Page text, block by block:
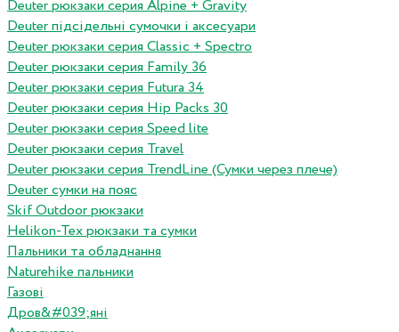
Deuter рюкзаки серия Alpine + Gravity
Deuter підсідельні сумочки і аксесуари
Deuter рюкзаки серия Classic + Spectro
Deuter рюкзаки серия Family 36
Deuter рюкзаки серия Futura 34
Deuter рюкзаки серия Hip Packs 30
Deuter рюкзаки серия Speed lite
Deuter рюкзаки серия Travel
Deuter рюкзаки серия TrendLine (Сумки через плече)
Deuter сумки на пояс
Skif Outdoor рюкзаки
Helikon-Tex рюкзаки та сумки
Пальники та обладнання
Naturehike пальники
Газові
Дров&#039;яні